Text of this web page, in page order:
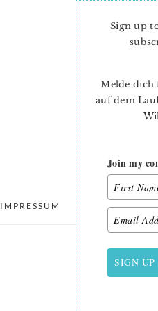
IMPRESSUM
PRIMARY
SIDEBAR
Sign up
Melde dich
auf dem
Join my
SIGN UP